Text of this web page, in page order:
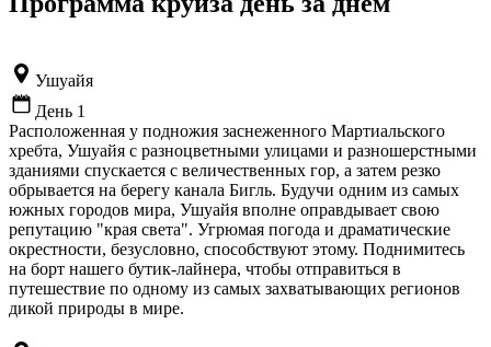
Ушуайя
День 1
Расположенная у подножия заснеженного Мартиальского
хребта, Ушуайя с разноцветными улицами и разношерстными
зданиями спускается с величественных гор, а затем резко
обрывается на берегу канала Бигль. Будучи одним из самых
южных городов мира, Ушуайя вполне оправдывает свою
репутацию "края света". Угрюмая погода и драматические
окрестности, безусловно, способствуют этому. Поднимитесь
на борт нашего бутик-лайнера, чтобы отправиться в
путешествие по одному из самых захватывающих регионов
дикой природы в мире.